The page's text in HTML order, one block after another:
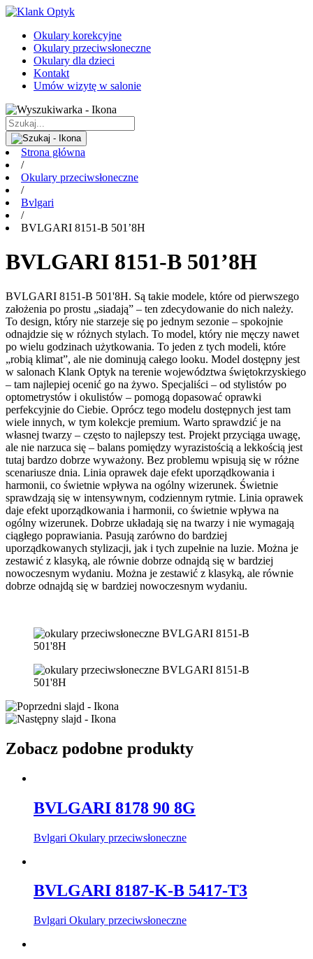
Okulary korekcyjne
Okulary przeciwsłoneczne
Okulary dla dzieci
Kontakt
Umów wizytę w salonie
Strona główna
/
Okulary przeciwsłoneczne
/
Bvlgari
/
BVLGARI 8151-B 501’8H
BVLGARI 8151-B 501’8H
BVLGARI 8151-B 501'8H. Są takie modele, które od pierwszego
założenia po prostu „siadają” – ten zdecydowanie do nich należy.
To design, który nie starzeje się po jednym sezonie – spokojnie
odnajdzie się w różnych stylach. To model, który nie męczy nawet
po wielu godzinach użytkowania. To jeden z tych modeli, które
„robią klimat”, ale nie dominują całego looku. Model dostępny jest
w salonach Klank Optyk na terenie województwa świętokrzyskiego
– tam najlepiej ocenić go na żywo. Specjaliści – od stylistów po
optometrystów i okulistów – pomogą dopasować oprawki
perfekcyjnie do Ciebie. Oprócz tego modelu dostępnych jest tam
wiele innych, w tym kolekcje premium. Warto sprawdzić je na
własnej twarzy – często to najlepszy test. Projekt przyciąga uwagę,
ale nie narzuca się – balans pomiędzy wyrazistością a lekkością jest
tutaj bardzo dobrze wyważony. Bez problemu wpisują się w różne
scenariusze dnia. Linia oprawek daje efekt uporządkowania i
harmonii, co świetnie wpływa na ogólny wizerunek. Świetnie
sprawdzają się w intensywnym, codziennym rytmie. Linia oprawek
daje efekt uporządkowania i harmonii, co świetnie wpływa na
ogólny wizerunek. Dobrze układają się na twarzy i nie wymagają
ciągłego poprawiania. Pasują zarówno do bardziej
uporządkowanych stylizacji, jak i tych zupełnie na luzie. Można je
zestawić z klasyką, ale równie dobrze odnajdą się w bardziej
nowoczesnym wydaniu. Można je zestawić z klasyką, ale równie
dobrze odnajdą się w bardziej nowoczesnym wydaniu.
Zobacz podobne produkty
BVLGARI 8178 90 8G
Bvlgari Okulary przeciwsłoneczne
BVLGARI 8187-K-B 5417-T3
Bvlgari Okulary przeciwsłoneczne